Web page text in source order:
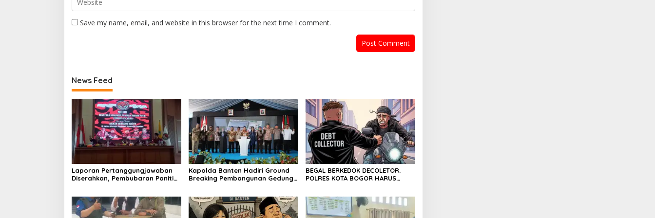
Save my name, email, and website in this browser for the next time I comment.
News Feed
Laporan Pertanggungjawaban
Diserahkan, Pembubaran Panitia
Kapolda Banten Hadiri Ground
Breaking Pembangunan Gedung
BEGAL BERKEDOK DECOLETOR.
POLRES KOTA BOGOR HARUS